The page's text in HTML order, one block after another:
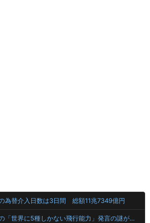
為替介入日数は3日間 総額11兆7349億円
【速報】ワンピースの「世界に5種しかない飛行能力」発言の謎が解けるww..